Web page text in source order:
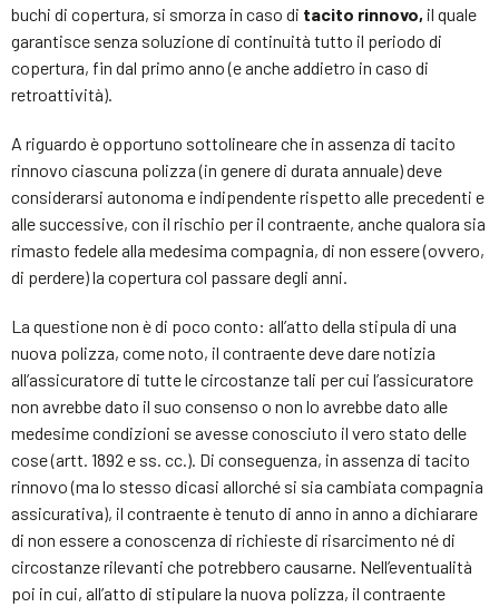
buchi di copertura, si smorza in caso di tacito rinnovo, il quale
garantisce senza soluzione di continuità tutto il periodo di
copertura, fin dal primo anno (e anche addietro in caso di
retroattività).
A riguardo è opportuno sottolineare che in assenza di tacito
rinnovo ciascuna polizza (in genere di durata annuale) deve
considerarsi autonoma e indipendente rispetto alle precedenti e
alle successive, con il rischio per il contraente, anche qualora sia
rimasto fedele alla medesima compagnia, di non essere (ovvero,
di perdere) la copertura col passare degli anni.
La questione non è di poco conto: all’atto della stipula di una
nuova polizza, come noto, il contraente deve dare notizia
all’assicuratore di tutte le circostanze tali per cui l’assicuratore
non avrebbe dato il suo consenso o non lo avrebbe dato alle
medesime condizioni se avesse conosciuto il vero stato delle
cose (artt. 1892 e ss. cc.). Di conseguenza, in assenza di tacito
rinnovo (ma lo stesso dicasi allorché si sia cambiata compagnia
assicurativa), il contraente è tenuto di anno in anno a dichiarare
di non essere a conoscenza di richieste di risarcimento né di
circostanze rilevanti che potrebbero causarne. Nell’eventualità
poi in cui, all’atto di stipulare la nuova polizza, il contraente